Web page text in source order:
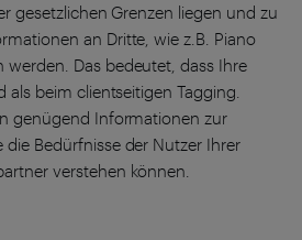
gesetzlichen Grenzen liegen und zu
an Dritte, wie z.B. Piano
werden. Das bedeutet, dass Ihre
als beim clientseitigen Tagging.
genügend Informationen zur
Bedürfnisse der Nutzer Ihrer
verstehen können.